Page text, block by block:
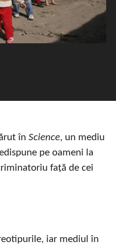
în Science, un mediu
pe oameni la
față de cei
iar mediul în